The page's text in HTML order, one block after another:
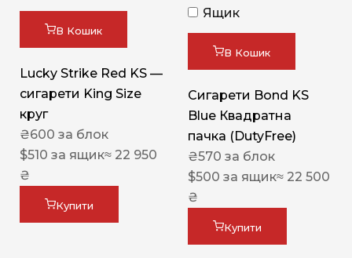
В Кошик
Lucky Strike Red KS —
сигарети King Size
круг
₴600 за блок
$510 за ящик≈ 22 950
₴
Купити
Ящик
В Кошик
Сигарети Bond KS
Blue Квадратна
пачка (DutyFree)
₴570 за блок
$500 за ящик≈ 22 500
₴
Купити